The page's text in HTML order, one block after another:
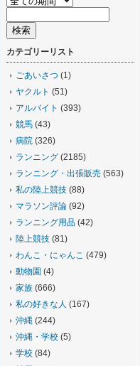
カテゴリーリスト
ごあいさつ (1)
ヤクルト (51)
アルバイト (393)
競馬 (43)
病院 (326)
ランニング (2185)
ランニング・出張販売 (563)
私の陸上競技 (88)
マラソン評論 (92)
ランニング用品 (42)
陸上競技 (81)
わんこ・にゃんこ (479)
動物園 (4)
家族 (666)
私の好きな人 (167)
沖縄 (244)
沖縄・学校 (5)
学校 (84)